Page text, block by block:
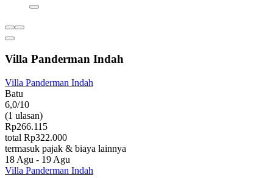
Villa Panderman Indah
Villa Panderman Indah
Batu
6,0/10
(1 ulasan)
Rp266.115
total Rp322.000
termasuk pajak & biaya lainnya
18 Agu - 19 Agu
Villa Panderman Indah